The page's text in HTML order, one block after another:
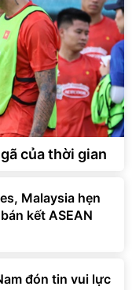
của thời gian
Malaysia hẹn
kết ASEAN
đón tin vui lực